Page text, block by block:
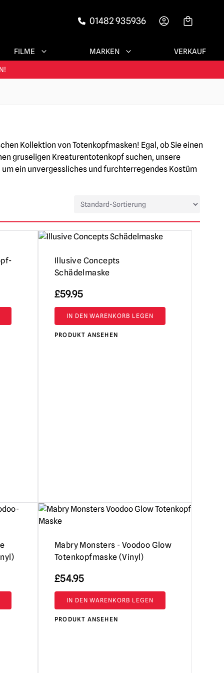
01482 935936
FILME MARKEN VERKAUF
Kollektion von Totenkopfmasken! Egal, ob Sie einen
gruseligen Kreaturentotenkopf suchen, unsere
ein unvergessliches und furchterregendes Kostüm
Illusive Concepts
Schädelmaske
£59.95
IN DEN WARENKORB LEGEN
PRODUKT ANSEHEN
Mabry Monsters - Voodoo Glow
Totenkopfmaske (Vinyl)
£54.95
IN DEN WARENKORB LEGEN
PRODUKT ANSEHEN